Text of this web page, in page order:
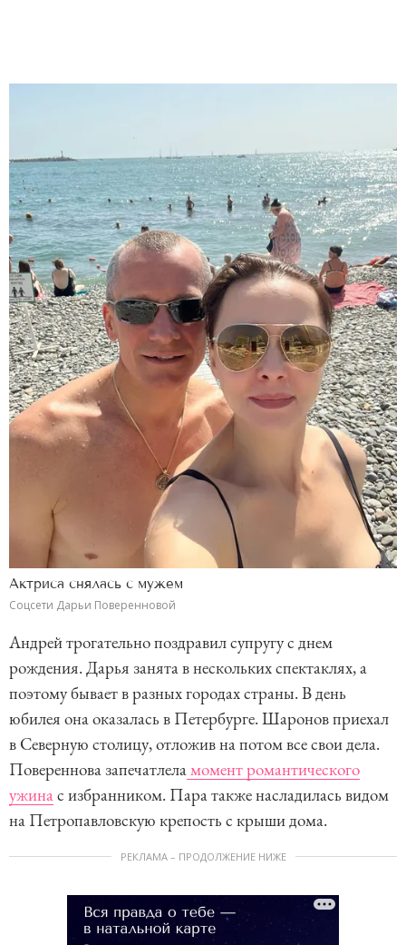
Актриса снялась с мужем
Соцсети Дарьи Поверенновой
Андрей трогательно поздравил супругу с днем
рождения. Дарья занята в нескольких спектаклях, а
поэтому бывает в разных городах страны. В день
юбилея она оказалась в Петербурге. Шаронов приехал
в Северную столицу, отложив на потом все свои дела.
Повереннова запечатлеламомент романтического
ужинас избранником. Пара также насладилась видом
на Петропавловскую крепость с крыши дома.
РЕКЛАМА – ПРОДОЛЖЕНИЕ НИЖЕ